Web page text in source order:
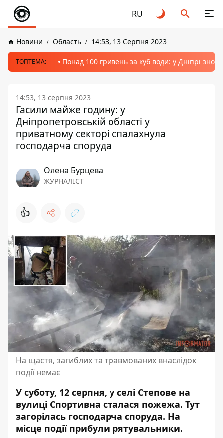
RU
Новини Область 14:53, 13 Серпня 2023
ТОПТЕМА: Понад 100 гривень за куб води: у Дніпрі
14:53, 13 серпня 2023
Гасили майже годину: у
Дніпропетровській області у
приватному секторі спалахнула
господарча споруда
Олена Бурцева
ЖУРНАЛІСТ
👍
На щастя, загиблих та травмованих внаслідок
події немає
У суботу, 12 серпня, у селі Степове на
вулиці Спортивна сталася пожежа. Тут
загорілась господарча споруда. На
місце події прибули рятувальники.